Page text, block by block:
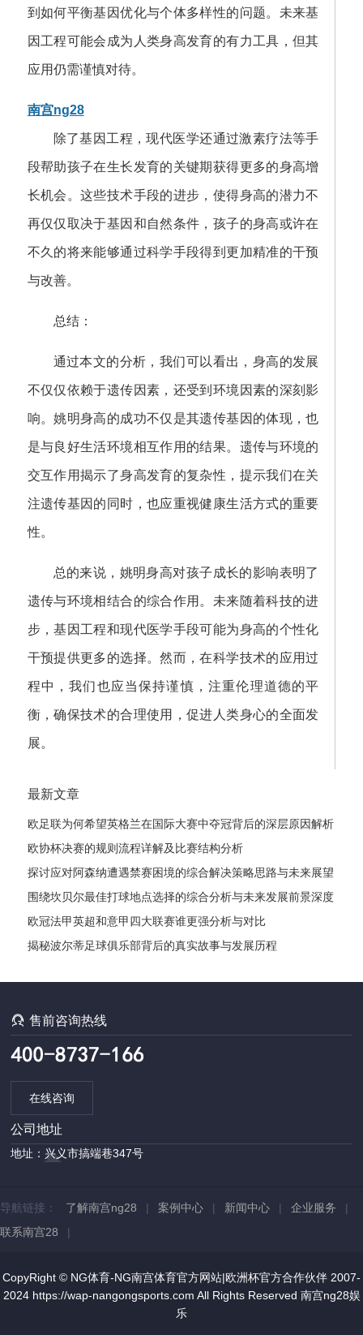
到如何平衡基因优化与个体多样性的问题。未来基
因工程可能会成为人类身高发育的有力工具，但其
应用仍需谨慎对待。
南宫ng28
除了基因工程，现代医学还通过激素疗法等手
段帮助孩子在生长发育的关键期获得更多的身高增
长机会。这些技术手段的进步，使得身高的潜力不
再仅仅取决于基因和自然条件，孩子的身高或许在
不久的将来能够通过科学手段得到更加精准的干预
与改善。
总结：
通过本文的分析，我们可以看出，身高的发展
不仅仅依赖于遗传因素，还受到环境因素的深刻影
响。姚明身高的成功不仅是其遗传基因的体现，也
是与良好生活环境相互作用的结果。遗传与环境的
交互作用揭示了身高发育的复杂性，提示我们在关
注遗传基因的同时，也应重视健康生活方式的重要
性。
总的来说，姚明身高对孩子成长的影响表明了
遗传与环境相结合的综合作用。未来随着科技的进
步，基因工程和现代医学手段可能为身高的个性化
干预提供更多的选择。然而，在科学技术的应用过
程中，我们也应当保持谨慎，注重伦理道德的平
衡，确保技术的合理使用，促进人类身心的全面发
展。
最新文章
欧足联为何希望英格兰在国际大赛中夺冠背后的深层原因解析
欧协杯决赛的规则流程详解及比赛结构分析
探讨应对阿森纳遭遇禁赛困境的综合解决策略思路与未来展望
发展路径
围绕坎贝尔最佳打球地点选择的综合分析与未来发展前景深度
探讨全
欧冠法甲英超和意甲四大联赛谁更强分析与对比
揭秘波尔蒂足球俱乐部背后的真实故事与发展历程
售前咨询热线
在线咨询
公司地址
地址：兴义市搞端巷347号
导航链接： 了解南宫ng28 | 案例中心 | 新闻中心 | 企业服务 |
联系南宫28 |
CopyRight © NG体育-NG南宫体育官方网站|欧洲杯官方合作伙伴 2007-
2024 https://wap-nangongsports.com All Rights Reserved 南宫ng28娱
乐